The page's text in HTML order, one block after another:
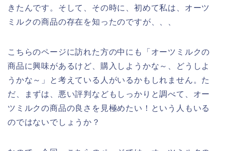
きたんです。そして、その時に、初めて私は、オーツ
ミルクの商品の存在を知ったのですが、、、
こちらのページに訪れた方の中にも「オーツミルクの
商品に興味があるけど、購入しようかな～、どうしよ
うかな～」と考えている人がいるかもしれません。た
だ、まずは、悪い評判などもしっかりと調べて、オー
ツミルクの商品の良さを見極めたい！という人もいる
のではないでしょうか？